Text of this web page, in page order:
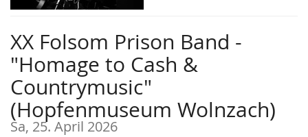
XX Folsom Prison Band -
"Homage to Cash &
Countrymusic"
(Hopfenmuseum Wolnzach)
Sa, 25. April 2026